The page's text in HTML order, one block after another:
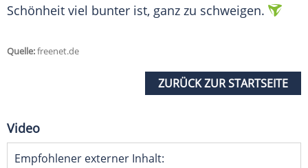
Schönheit viel bunter ist, ganz zu schweigen.
Quelle:freenet.de
ZURÜCK ZUR STARTSEITE
Video
Empfohlener externer Inhalt: